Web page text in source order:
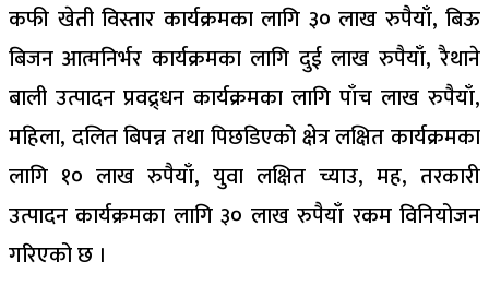
कफी खेती विस्तार कार्यक्रमका लागि ३० लाख रुपैयाँ, बिऊ
बिजन आत्मनिर्भर कार्यक्रमका लागि दुई लाख रुपैयाँ, रैथाने
बाली उत्पादन प्रवद्र्धन कार्यक्रमका लागि पाँच लाख रुपैयाँ,
महिला, दलित बिपन्न तथा पिछडिएको क्षेत्र लक्षित कार्यक्रमका
लागि १० लाख रुपैयाँ, युवा लक्षित च्याउ, मह, तरकारी
उत्पादन कार्यक्रमका लागि ३० लाख रुपैयाँ रकम विनियोजन
गरिएको छ ।